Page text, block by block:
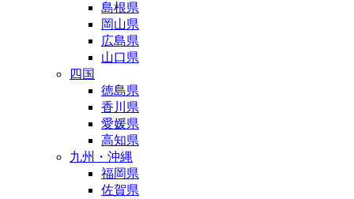
島根県
岡山県
広島県
山口県
四国
徳島県
香川県
愛媛県
高知県
九州・沖縄
福岡県
佐賀県